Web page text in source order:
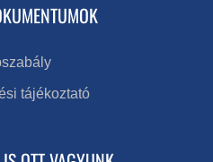
tájékoztató